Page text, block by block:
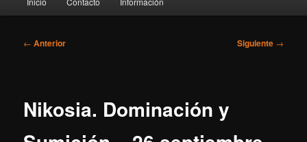
principal
Navegación
← Anterior Siguiente →
Nikosia. Dominación y